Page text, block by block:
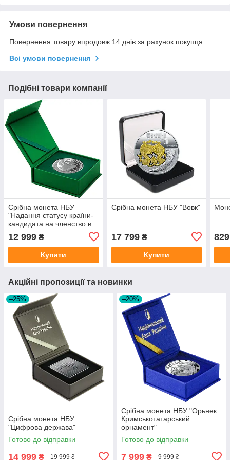
Умови повернення
Повернення товару впродовж 14 днів за рахунок покупця
Всі умови повернення
Подібні товари компанії
Срібна монета НБУ
"Надання статусу країни-
кандидата на членство в
12 999 ₴
Купити
Срібна монета НБУ "Вовк"
17 799₴
Купити
829
Акційні пропозиції та новинки
–25%
Срібна монета НБУ
"Цифрова держава"
Готово до відправки
14 999 ₴ 19 999 ₴
–20%
Срібна монета НБУ "Орьнек.
Кримськотатарський
орнамент"
Готово до відправки
7 999 ₴ 9 999 ₴